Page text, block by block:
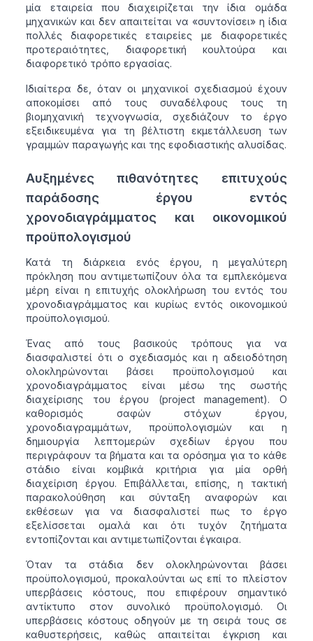
μία εταιρεία που διαχειρίζεται την ίδια ομάδα
μηχανικών και δεν απαιτείται να «συντονίσει» η ίδια
πολλές διαφορετικές εταιρείες με διαφορετικές
προτεραιότητες, διαφορετική κουλτούρα και
διαφορετικό τρόπο εργασίας.
Ιδιαίτερα δε, όταν οι μηχανικοί σχεδιασμού έχουν
αποκομίσει από τους συναδέλφους τους τη
βιομηχανική τεχνογνωσία, σχεδιάζουν το έργο
εξειδικευμένα για τη βέλτιστη εκμετάλλευση των
γραμμών παραγωγής και της εφοδιαστικής αλυσίδας.
Αυξημένες πιθανότητες επιτυχούς
παράδοσης έργου εντός
χρονοδιαγράμματος και οικονομικού
προϋπολογισμού
Κατά τη διάρκεια ενός έργου, η μεγαλύτερη
πρόκληση που αντιμετωπίζουν όλα τα εμπλεκόμενα
μέρη είναι η επιτυχής ολοκλήρωση του εντός του
χρονοδιαγράμματος και κυρίως εντός οικονομικού
προϋπολογισμού.
Ένας από τους βασικούς τρόπους για να
διασφαλιστεί ότι ο σχεδιασμός και η αδειοδότηση
ολοκληρώνονται βάσει προϋπολογισμού και
χρονοδιαγράμματος είναι μέσω της σωστής
διαχείρισης του έργου (project management). Ο
καθορισμός σαφών στόχων έργου,
χρονοδιαγραμμάτων, προϋπολογισμών και η
δημιουργία λεπτομερών σχεδίων έργου που
περιγράφουν τα βήματα και τα ορόσημα για το κάθε
στάδιο είναι κομβικά κριτήρια για μία ορθή
διαχείριση έργου. Επιβάλλεται, επίσης, η τακτική
παρακολούθηση και σύνταξη αναφορών και
εκθέσεων για να διασφαλιστεί πως το έργο
εξελίσσεται ομαλά και ότι τυχόν ζητήματα
εντοπίζονται και αντιμετωπίζονται έγκαιρα.
Όταν τα στάδια δεν ολοκληρώνονται βάσει
προϋπολογισμού, προκαλούνται ως επί το πλείστον
υπερβάσεις κόστους, που επιφέρουν σημαντικό
αντίκτυπο στον συνολικό προϋπολογισμό. Οι
υπερβάσεις κόστους οδηγούν με τη σειρά τους σε
καθυστερήσεις, καθώς απαιτείται έγκριση και